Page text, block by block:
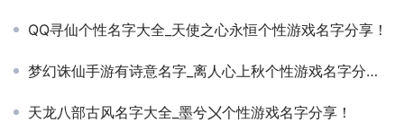
QQ寻仙个性名字大全_天使之心永恒个性游戏名字分享！
梦幻诛仙手游有诗意名字_离人心上秋个性游戏名字分享！
天龙八部古风名字大全_墨兮〤个性游戏名字分享！